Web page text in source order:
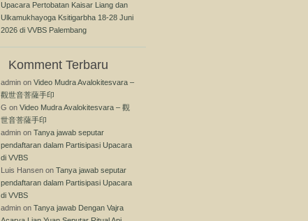
Upacara Pertobatan Kaisar Liang dan
Ulkamukhayoga Ksitigarbha 18-28 Juni
2026 di VVBS Palembang
Komment Terbaru
admin on Video Mudra Avalokitesvara –
觀世音菩薩手印
G on Video Mudra Avalokitesvara – 觀
世音菩薩手印
admin on Tanya jawab seputar
pendaftaran dalam Partisipasi Upacara
di VVBS
Luis Hansen on Tanya jawab seputar
pendaftaran dalam Partisipasi Upacara
di VVBS
admin on Tanya jawab Dengan Vajra